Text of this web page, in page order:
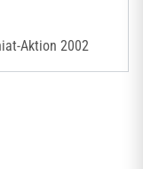
Aktion 2002